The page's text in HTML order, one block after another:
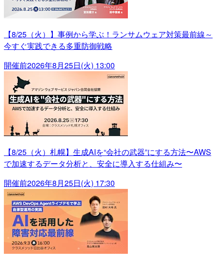
【8/25（火）】事例から学ぶ！ランサムウェア対策最前線～
今すぐ実践できる多重防御戦略
開催前2026年8月25日(火) 13:00
【8/25（火）札幌】生成AIを“会社の武器”にする方法〜AWS
で加速するデータ分析と、安全に導入する仕組み〜
開催前2026年8月25日(火) 17:30